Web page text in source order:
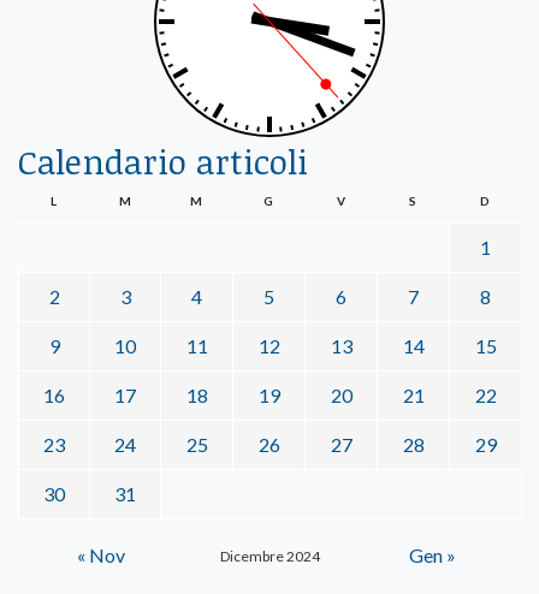
Calendario articoli
Dicembre 2024
L M M G V S D
1
2 3 4 5 6 7 8
9 10 11 12 13 14 15
16 17 18 19 20 21 22
23 24 25 26 27 28 29
30 31
« Nov Gen »